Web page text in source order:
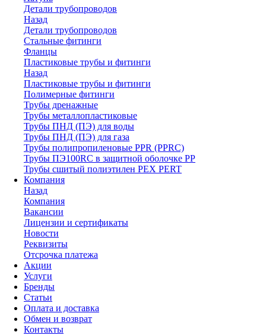
Детали трубопроводов
Назад
Детали трубопроводов
Стальные фитинги
Фланцы
Пластиковые трубы и фитинги
Назад
Пластиковые трубы и фитинги
Полимерные фитинги
Трубы дренажные
Трубы металлопластиковые
Трубы ПНД (ПЭ) для воды
Трубы ПНД (ПЭ) для газа
Трубы полипропиленовые PPR (PPRC)
Трубы ПЭ100RC в защитной оболочке PP
Трубы сшитый полиэтилен PEX PERT
Компания
Назад
Компания
Вакансии
Лицензии и сертификаты
Новости
Реквизиты
Отсрочка платежа
Акции
Услуги
Бренды
Статьи
Оплата и доставка
Обмен и возврат
Контакты